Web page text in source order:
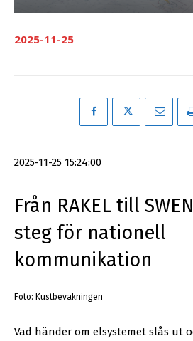
2025-11-25
2025-11-25 15:24:00
Från RAKEL till
steg för nationell
kommunikation
Foto: Kustbevakningen
Vad händer om elsystemet slås ut